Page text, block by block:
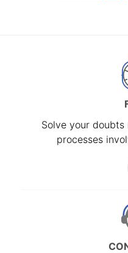
Solve your
processes